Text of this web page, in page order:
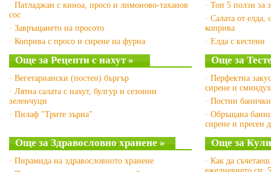
· Патладжан с киноа, просо и лимоново-таханов
сос
· Завръщането на просото
· Коприва с просо и сирене на фурна
· Топ 5 ползи за
· Салата от елда,
коприва
· Елда с кестени
Още за Рецепти с нахут »
· Вегетариански (постен) бъргър
· Лятна салата с нахут, булгур и сезонни
зеленчуци
· Пилаф "Трите зърна"
Още за
· Перфектна
сирене и сминдух
· Постни
· Обръщана
сирене и пресен
Още за Здравословно хранене »
· Пирамида на здравословното хранене
Още за
· Как да